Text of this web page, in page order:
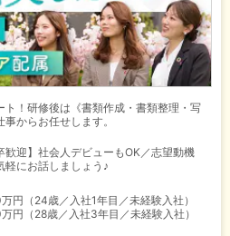
ト！研修後は《書類作成・書類整理・写
からお任せします。
歓迎】社会人デビューもOK／志望動機
軽にお話しましょう♪
円（24歳／入社1年目／未経験入社）
円（28歳／入社3年目／未経験入社）